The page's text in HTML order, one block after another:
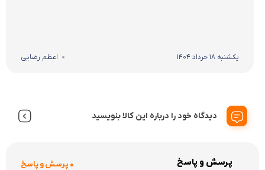
یکشنبه 18 خرداد 1404 اعظم رضایی
دیدگاه خود را درباره این کالا بنویسید
پرسش و پاسخ 0 پرسش و پاسخ